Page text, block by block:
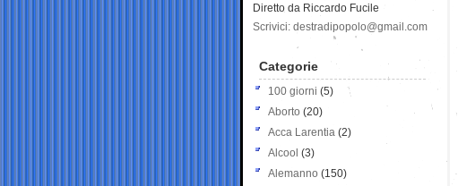
Diretto da Riccardo Fucile
Scrivici: destradipopolo@gmail.com
Categorie
100 giorni (5)
Aborto (20)
Acca Larentia (2)
Alcool (3)
Alemanno (150)